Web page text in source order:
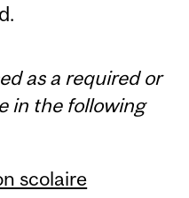
as a required or
in the following
scolaire